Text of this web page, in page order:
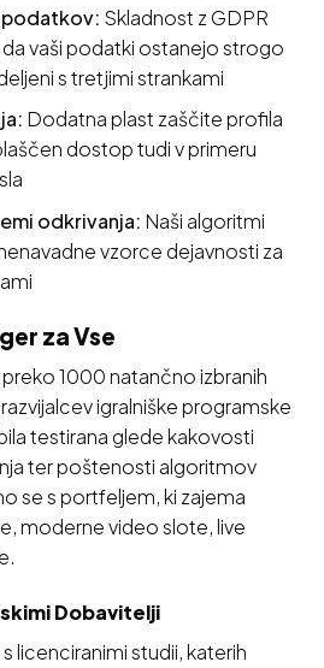
podatkov: Skladnost z GDPR
vaši podatki ostanejo strogo
s tretjimi strankami
Dodatna plast zaščite profila
dostop tudi v primeru
odkrivanja: Naši algoritmi
vzorce dejavnosti za
za Vse
1000 natančno izbranih
igralniške programske
testirana glede kakovosti
ter poštenosti algoritmov
se s portfeljem, ki zajema
moderne video slote, live
Dobavitelji
licenciranimi studii, katerih